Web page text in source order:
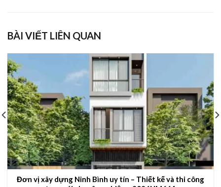
BÀI VIẾT LIÊN QUAN
Đơn vị xây dựng Ninh Bình uy tín – Thiết kế và thi công